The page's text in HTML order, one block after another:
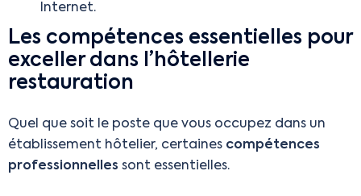
Internet.
Les compétences essentielles pour
exceller dans l’hôtellerie
restauration
Quel que soit le poste que vous occupez dans un
établissement hôtelier, certaines compétences
professionnelles sont essentielles.